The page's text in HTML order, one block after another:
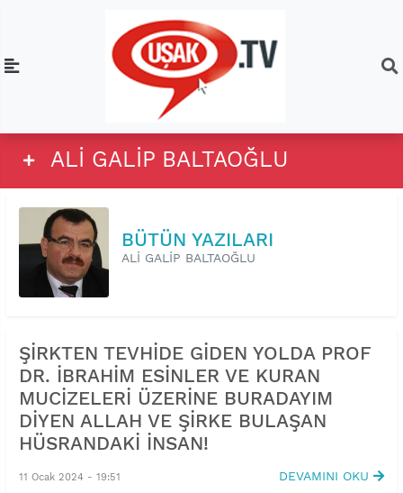
ALİ GALİP BALTAOĞLU
BÜTÜN YAZILARI
ALİ GALİP BALTAOĞLU
ŞİRKTEN TEVHİDE GİDEN YOLDA PROF
DR. İBRAHİM ESİNLER VE KURAN
MUCİZELERİ ÜZERİNE BURADAYIM
DİYEN ALLAH VE ŞİRKE BULAŞAN
HÜSRANDAKİ İNSAN!
11 Ocak 2024 - 19:51 DEVAMINI OKU